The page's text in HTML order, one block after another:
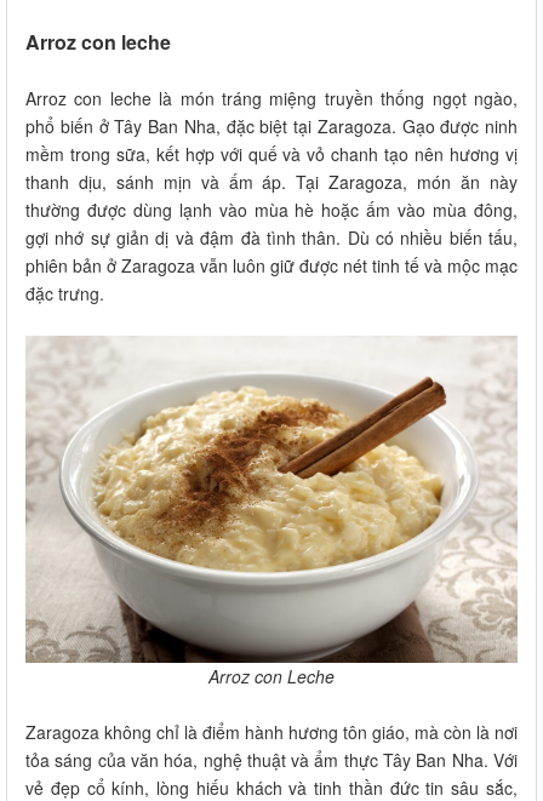
Arroz con leche
Arroz con leche là món tráng miệng truyền thống ngọt ngào,
phổ biến ở Tây Ban Nha, đặc biệt tại Zaragoza. Gạo được ninh
mềm trong sữa, kết hợp với quế và vỏ chanh tạo nên hương vị
thanh dịu, sánh mịn và ấm áp. Tại Zaragoza, món ăn này
thường được dùng lạnh vào mùa hè hoặc ấm vào mùa đông,
gợi nhớ sự giản dị và đậm đà tình thân. Dù có nhiều biến tấu,
phiên bản ở Zaragoza vẫn luôn giữ được nét tinh tế và mộc mạc
đặc trưng.
Arroz con Leche
Zaragoza không chỉ là điểm hành hương tôn giáo, mà còn là nơi
tỏa sáng của văn hóa, nghệ thuật và ẩm thực Tây Ban Nha. Với
vẻ đẹp cổ kính, lòng hiếu khách và tinh thần đức tin sâu sắc,